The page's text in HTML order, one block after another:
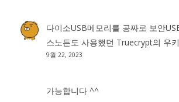
다이소USB메모리를 공짜로 보안
스노든도 사용했던 Truecrypt의 우키
9월 22, 2023
가능합니다 ^^